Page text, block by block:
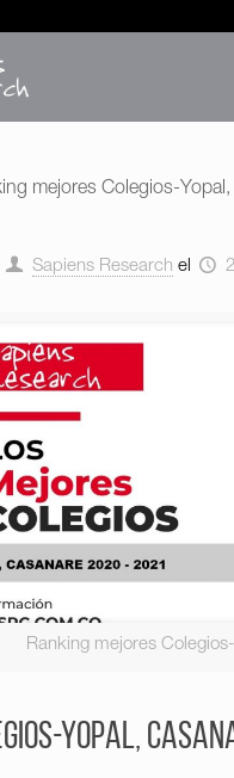
mejores Colegios-
Sapiens Research el
Ranking mejores
Yopal,